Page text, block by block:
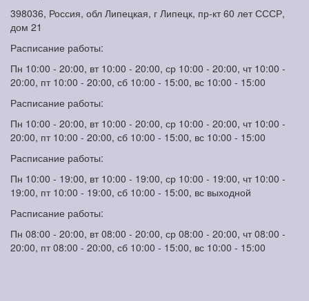
398036, Россия, обл Липецкая, г Липецк, пр-кт 60 лет СССР,
дом 21
Расписание работы:
Пн 10:00 - 20:00, вт 10:00 - 20:00, ср 10:00 - 20:00, чт 10:00 -
20:00, пт 10:00 - 20:00, сб 10:00 - 15:00, вс 10:00 - 15:00
Расписание работы:
Пн 10:00 - 20:00, вт 10:00 - 20:00, ср 10:00 - 20:00, чт 10:00 -
20:00, пт 10:00 - 20:00, сб 10:00 - 15:00, вс 10:00 - 15:00
Расписание работы:
Пн 10:00 - 19:00, вт 10:00 - 19:00, ср 10:00 - 19:00, чт 10:00 -
19:00, пт 10:00 - 19:00, сб 10:00 - 15:00, вс выходной
Расписание работы:
Пн 08:00 - 20:00, вт 08:00 - 20:00, ср 08:00 - 20:00, чт 08:00 -
20:00, пт 08:00 - 20:00, сб 10:00 - 15:00, вс 10:00 - 15:00